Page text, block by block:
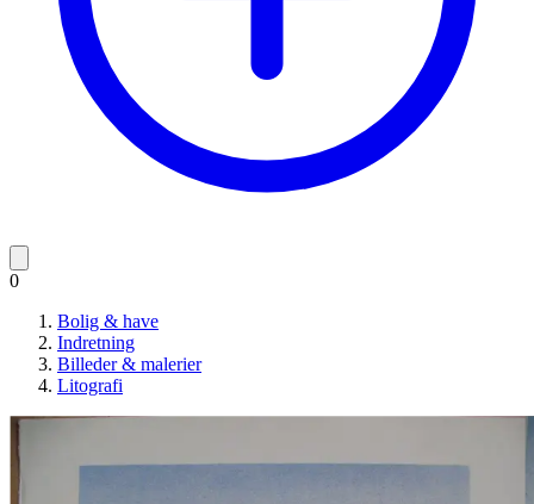
0
Bolig & have
Indretning
Billeder & malerier
Litografi